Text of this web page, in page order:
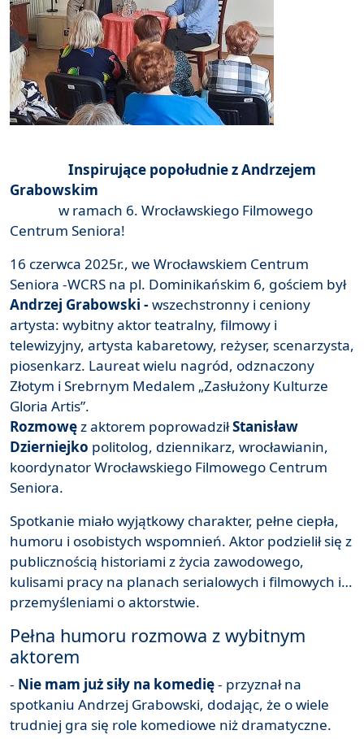
Inspirujące popołudnie z Andrzejem
Grabowskim
w ramach 6. Wrocławskiego Filmowego
Centrum Seniora!
16 czerwca 2025r., we Wrocławskiem Centrum
Seniora -WCRS na pl. Dominikańskim 6, gościem był
Andrzej Grabowski - wszechstronny i ceniony
artysta: wybitny aktor teatralny, filmowy i
telewizyjny, artysta kabaretowy, reżyser, scenarzysta,
piosenkarz. Laureat wielu nagród, odznaczony
Złotym i Srebrnym Medalem „Zasłużony Kulturze
Gloria Artis”.
Rozmowęz aktorem poprowadziłStanisław
Dzierniejko politolog, dziennikarz, wrocławianin,
koordynator Wrocławskiego Filmowego Centrum
Seniora.
Spotkanie miało wyjątkowy charakter, pełne ciepła,
humoru i osobistych wspomnień. Aktor podzielił się z
publicznością historiami z życia zawodowego,
kulisami pracy na planach serialowych i filmowych i…
przemyśleniami o aktorstwie.
Pełna humoru rozmowa z wybitnym
aktorem
- Nie mam już siły na komedię- przyznał na
spotkaniu Andrzej Grabowski, dodając, że o wiele
trudniej gra się role komediowe niż dramatyczne.